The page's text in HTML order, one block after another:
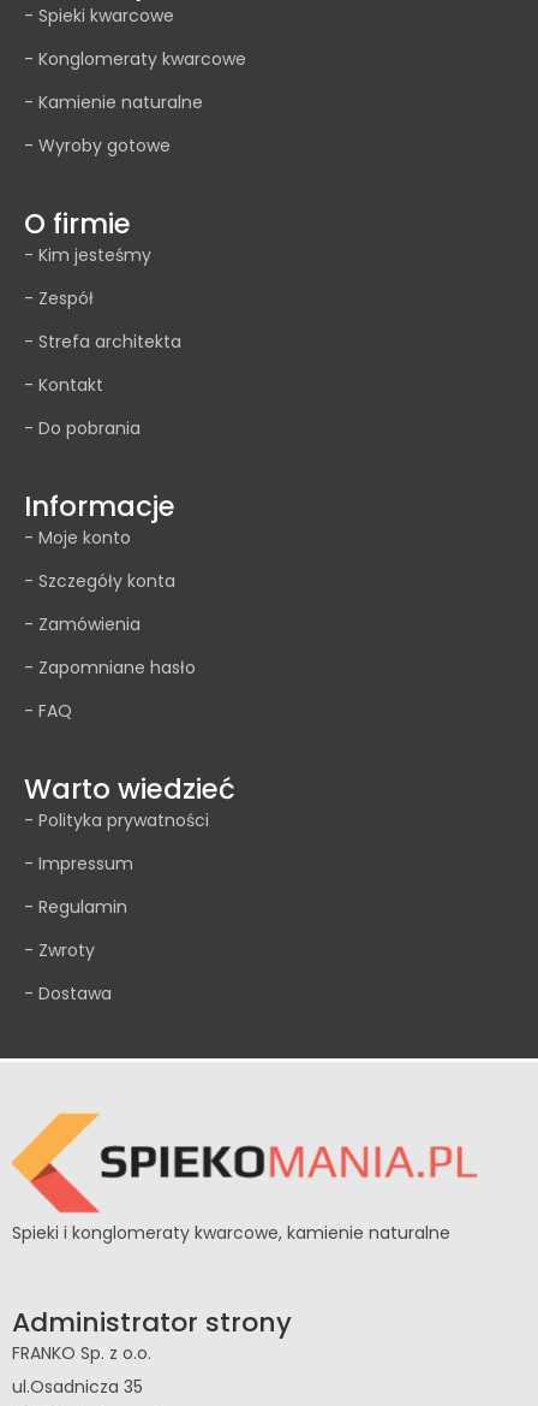
- Spieki kwarcowe
- Konglomeraty kwarcowe
- Kamienie naturalne
- Wyroby gotowe
O firmie
- Kim jesteśmy
- Zespół
- Strefa architekta
- Kontakt
- Do pobrania
Informacje
- Moje konto
- Szczegóły konta
- Zamówienia
- Zapomniane hasło
- FAQ
Warto wiedzieć
- Polityka prywatności
- Impressum
- Regulamin
- Zwroty
- Dostawa
Spieki i konglomeraty kwarcowe, kamienie naturalne
Administrator strony
FRANKO Sp. z o.o.
ul.Osadnicza 35